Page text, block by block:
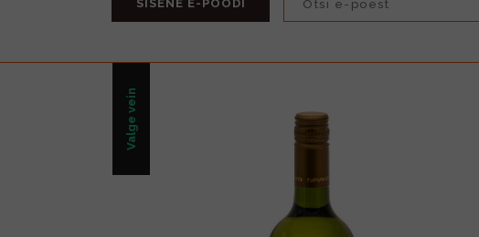
SISENE E-POODI
Valge vein